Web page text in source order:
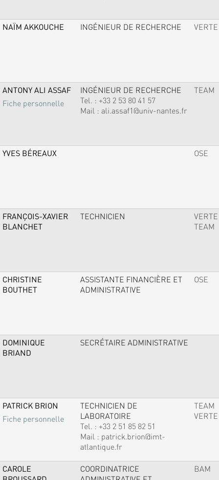
NAÏM AKKOUCHE INGÉNIEUR DE RECHERCHE VERTE
ANTONY ALI ASSAF
Fiche personnelle
INGÉNIEUR DE RECHERCHE
Tel. : +33 2 53 80 41 57
Mail : ali.assaf1@univ-nantes.fr
TEAM
YVES BÉREAUX OSE
FRANÇOIS-XAVIER
BLANCHET
TECHNICIEN
VERTE
TEAM
CHRISTINE
BOUTHET
ASSISTANTE FINANCIÈRE ET
ADMINISTRATIVE
OSE
DOMINIQUE
BRIAND
SECRÉTAIRE ADMINISTRATIVE
PATRICK BRION
Fiche personnelle
TECHNICIEN DE
LABORATOIRE
Tel. : +33 2 51 85 82 51
Mail : patrick.brion@imt-
atlantique.fr
TEAM
VERTE
CAROLE
COORDINATRICE
BAM